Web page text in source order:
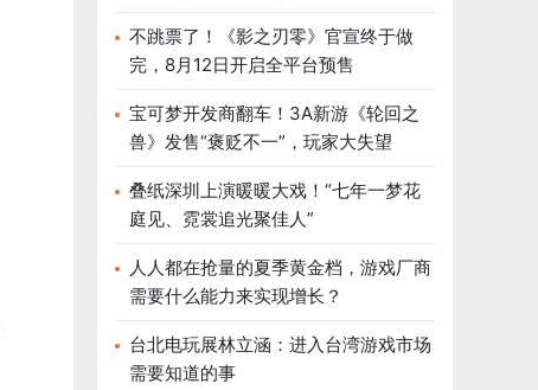
不跳票了！《影之刃零》官宣终于做
完，8月12日开启全平台预售
宝可梦开发商翻车！3A新游《轮回之
兽》发售“褒贬不一”，玩家大失望
叠纸深圳上演暖暖大戏！“七年一梦花
庭见、霓裳追光聚佳人”
人人都在抢量的夏季黄金档，游戏厂商
需要什么能力来实现增长？
台北电玩展林立涵：进入台湾游戏市场
需要知道的事